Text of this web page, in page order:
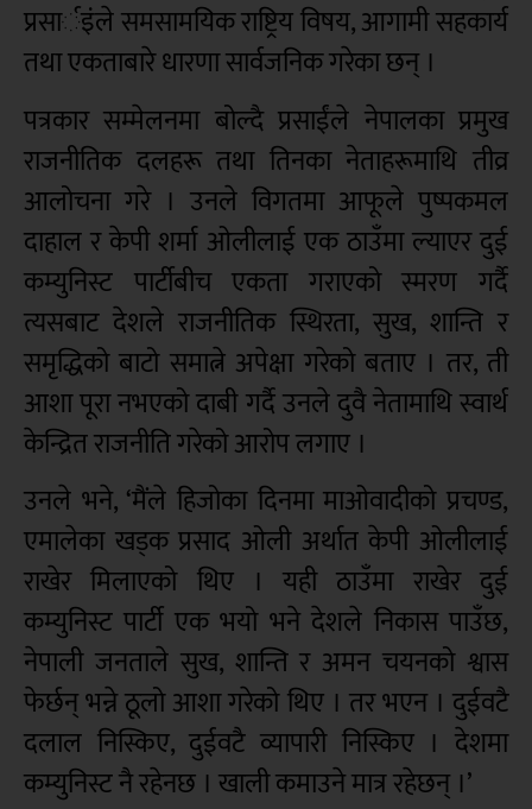
प्रसार्इंले समसामयिक राष्ट्रिय विषय, आगामी सहकार्य
तथा एकताबारे धारणा सार्वजनिक गरेका छन् ।
पत्रकार सम्मेलनमा बोल्दै प्रसाईंले नेपालका प्रमुख
राजनीतिक दलहरू तथा तिनका नेताहरूमाथि तीव्र
आलोचना गरे । उनले विगतमा आफूले पुष्पकमल
दाहाल र केपी शर्मा ओलीलाई एक ठाउँमा ल्याएर दुई
कम्युनिस्ट पार्टीबीच एकता गराएको स्मरण गर्दै
त्यसबाट देशले राजनीतिक स्थिरता, सुख, शान्ति र
समृद्धिको बाटो समात्ने अपेक्षा गरेको बताए । तर, ती
आशा पूरा नभएको दाबी गर्दै उनले दुवै नेतामाथि स्वार्थ
केन्द्रित राजनीति गरेको आरोप लगाए ।
उनले भने, ‘मैंले हिजोका दिनमा माओवादीको प्रचण्ड,
एमालेका खड्क प्रसाद ओली अर्थात केपी ओलीलाई
राखेर मिलाएको थिए । यही ठाउँमा राखेर दुई
कम्युनिस्ट पार्टी एक भयो भने देशले निकास पाउँछ,
नेपाली जनताले सुख, शान्ति र अमन चयनको श्वास
फेर्छन् भन्ने ठूलो आशा गरेको थिए । तर भएन । दुईवटै
दलाल निस्किए, दुईवटै व्यापारी निस्किए । देशमा
कम्युनिस्ट नै रहेनछ । खाली कमाउने मात्र रहेछन् ।’